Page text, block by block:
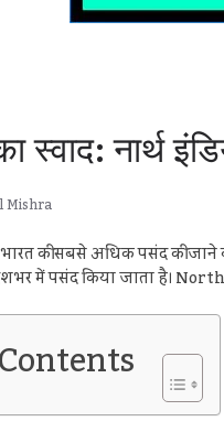
स्वाद: नार्थ
Mishra
की सबसे अधिक पसंद की जाने
में पसंद किया जाता है।